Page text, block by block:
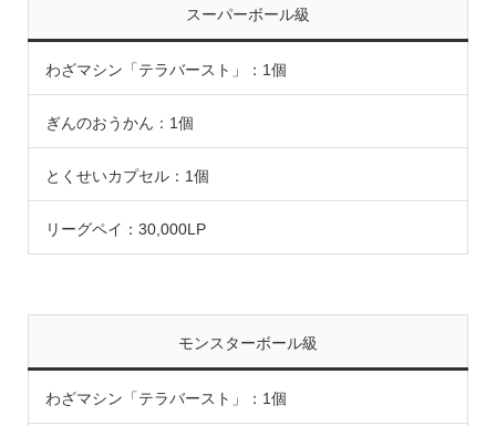
スーパーボール級
わざマシン「テラバースト」：1個
ぎんのおうかん：1個
とくせいカプセル：1個
リーグペイ：30,000LP
モンスターボール級
わざマシン「テラバースト」：1個